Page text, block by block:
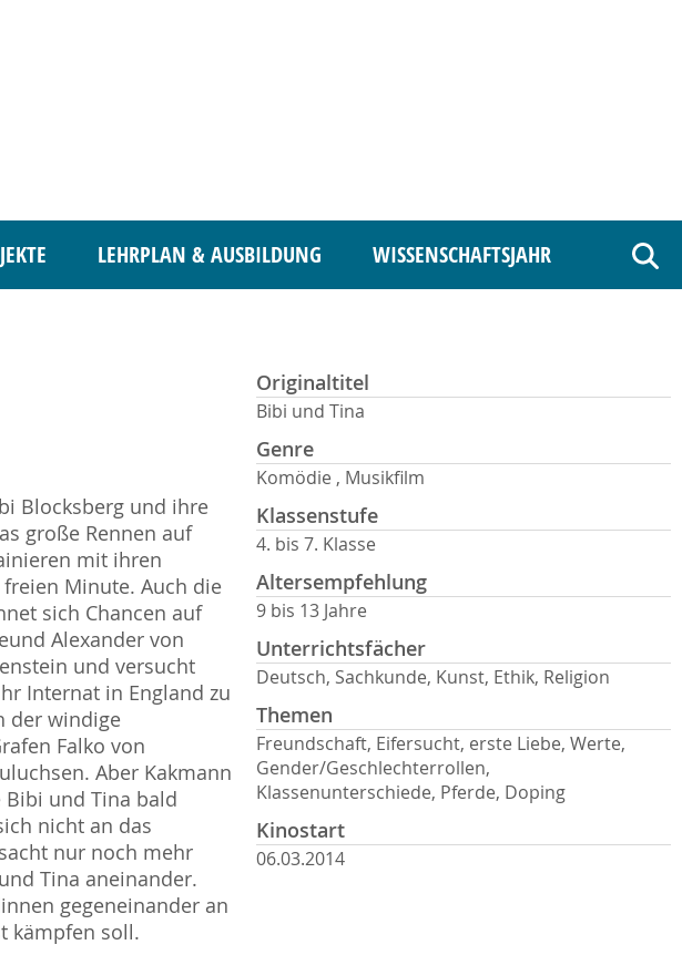
LEHRPLAN & AUSBILDUNG WISSENSCHAFTSJAHR
Blocksberg und ihre
große Rennen auf
mit ihren
Minute. Auch die
sich Chancen auf
Alexander von
und versucht
Internat in England zu
der windige
Falko von
Aber Kakmann
und Tina bald
nicht an das
nur noch mehr
Tina aneinander.
gegeneinander an
kämpfen soll.
Originaltitel
Bibi und Tina
Genre
Komödie , Musikfilm
Klassenstufe
4. bis 7. Klasse
Altersempfehlung
9 bis 13 Jahre
Unterrichtsfächer
Deutsch, Sachkunde, Kunst, Ethik, Religion
Themen
Freundschaft, Eifersucht, erste Liebe, Werte,
Gender/Geschlechterrollen,
Klassenunterschiede, Pferde, Doping
Kinostart
06.03.2014